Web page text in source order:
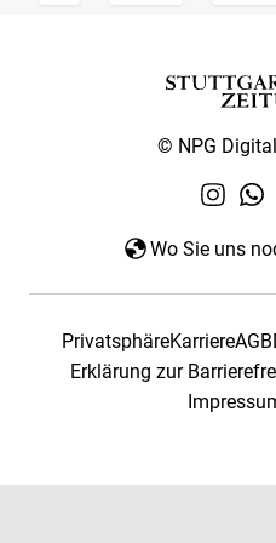
© NPG
Wo Sie uns
PrivatsphäreKarriereAGB
Erklärung zur